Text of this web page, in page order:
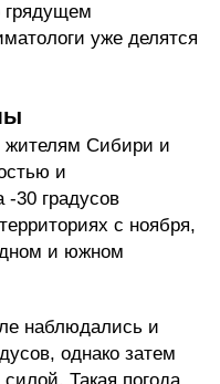
грядущем
уже делятся
жителям Сибири и
и
30 градусов
с ноября,
и южном
наблюдались и
однако затем